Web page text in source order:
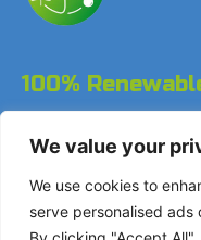
We value your
We use cookies to
serve personalised
100%
Copyright © 2026